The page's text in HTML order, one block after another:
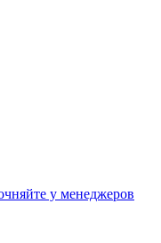
у менеджеров